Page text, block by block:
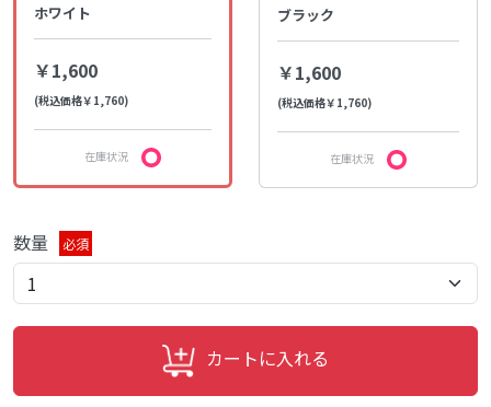
ホワイト
￥1,600
(税込価格￥1,760)
在庫状況
ブラック
￥1,600
(税込価格￥1,760)
在庫状況
数量 必須
カートに入れる